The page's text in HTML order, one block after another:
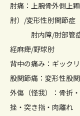
肘痛：上腕骨外側上
肘）/変形性肘関節症
肘内障/肘部管症
経麻痺/野球肘
背中の痛み：ギック
股関節痛：変形性股
外傷（怪我）：骨折
挫・突き指・肉離れ